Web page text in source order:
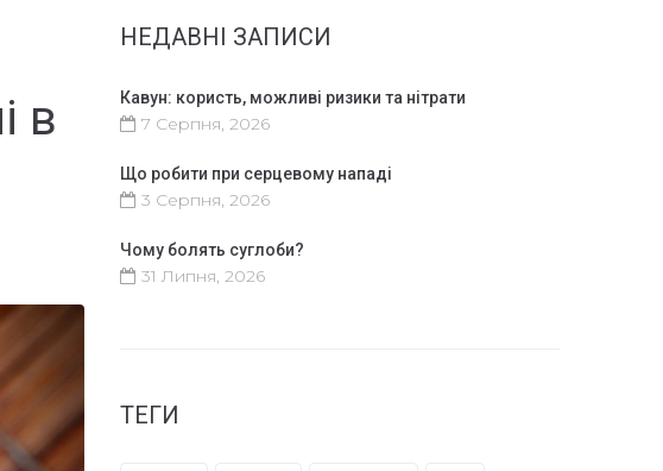
в
НЕДАВНІ ЗАПИСИ
Кавун: користь, можливі ризики та нітрати
7 Серпня, 2026
Що робити при серцевому нападі
3 Серпня, 2026
Чому болять суглоби?
31 Липня, 2026
ТЕГИ